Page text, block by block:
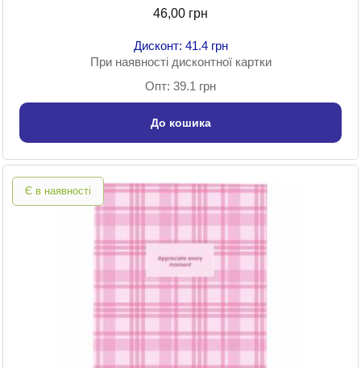
46,00 грн
Дисконт: 41.4 грн
При наявності дисконтної картки
Опт: 39.1 грн
До кошика
Є в наявності